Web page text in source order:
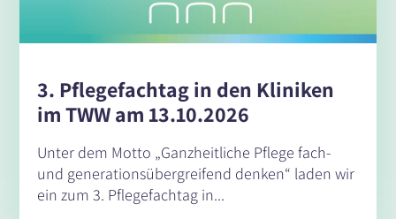
3. Pflegefachtag in den Kliniken
im TWW am 13.10.2026
Unter dem Motto „Ganzheitliche Pflege fach-
und generationsübergreifend denken“ laden wir
ein zum 3. Pflegefachtag in...